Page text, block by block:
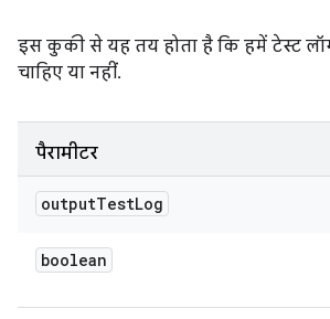
इस कुकी से यह तय होता है कि हमें टेस्ट
चाहिए या नहीं.
पैरामीटर
outputTestLog
boolean